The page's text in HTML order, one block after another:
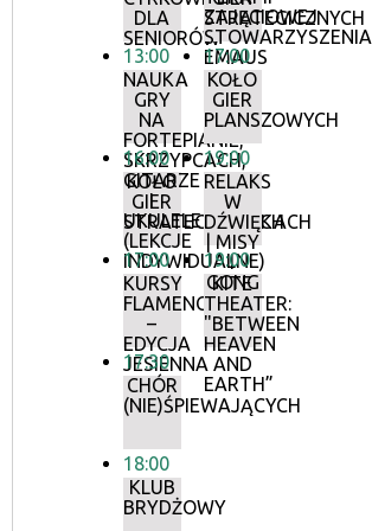
DLA
SENIORÓW
13:00
NAUKA
GRY
NA
FORTEPIANIE,
SKRZYPCACH,
GITARZE
I
UKULELE
(LEKCJE
INDYWIDUALNE)
16:00
KOŁO
GIER
STRATEGICZNYCH
17:00
KURSY
FLAMENCO
–
EDYCJA
JESIENNA
17:30
CHÓR
(NIE)ŚPIEWAJĄCYCH
18:00
KLUB
BRYDŻOWY
ZAJĘCIOWEJ
STOWARZYSZENIA
EMAUS
STRATEGICZNYCH
17:00
KOŁO
GIER
PLANSZOWYCH
19:00
RELAKS
W
DŹWIĘKACH
| MISY
I
GONG
19:00
KITE
THEATER:
"BETWEEN
HEAVEN
AND
EARTH”